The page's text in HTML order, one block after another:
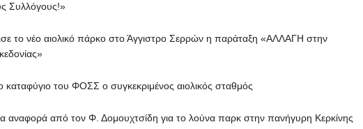
Συλλόγους!»
νέο αιολικό πάρκο στο Άγγιστρο Σερρών η παράταξη «ΑΛΛΑΓΗ στην
του ΦΟΣΣ ο συγκεκριμένος αιολικός σταθμός
από τον Φ. Δομουχτσίδη για το λούνα παρκ στην πανήγυρη Κερκίνης